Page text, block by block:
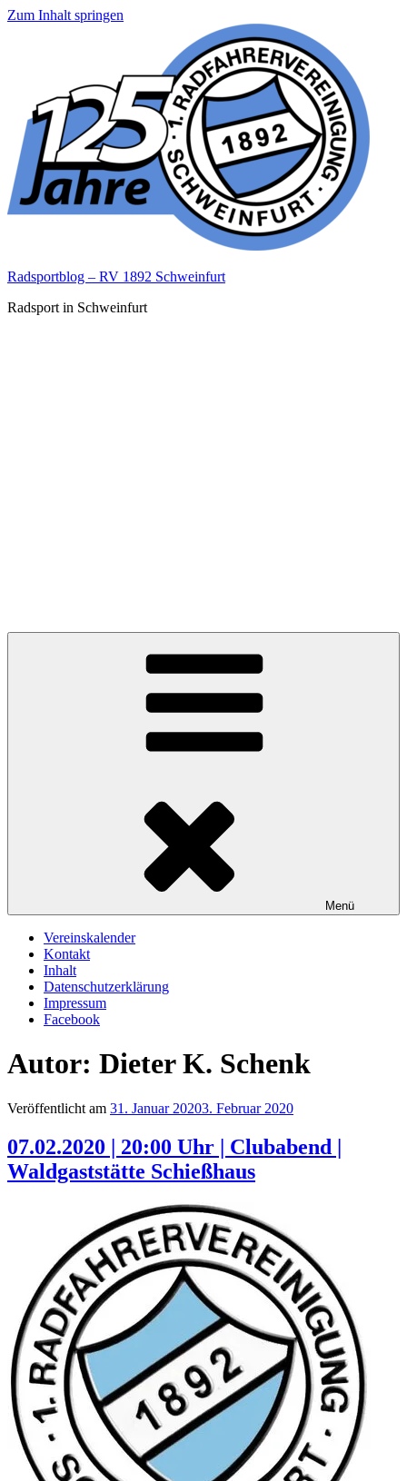
Zum Inhalt springen
Radsportblog – RV 1892 Schweinfurt
Radsport in Schweinfurt
Menü
Vereinskalender
Kontakt
Inhalt
Datenschutzerklärung
Impressum
Facebook
Autor: Dieter K. Schenk
Veröffentlicht am 31. Januar 20203. Februar 2020
07.02.2020 | 20:00 Uhr | Clubabend |
Waldgaststätte Schießhaus